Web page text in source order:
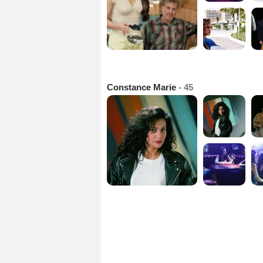
Constance Marie - 45